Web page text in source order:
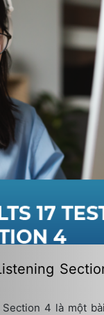
Section 4 là một